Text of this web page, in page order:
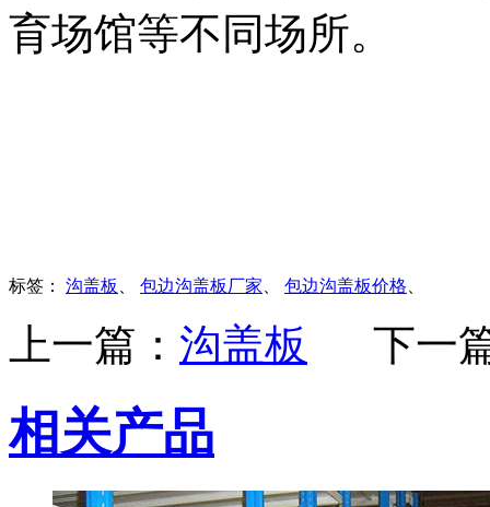
育场馆等不同场所。
标签： 沟盖板 、 包边沟盖板厂家、 包边沟盖板价格、
上一篇： 沟盖板 下一
相关产品